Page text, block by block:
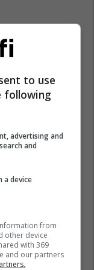
Dezinsektimi
to use
following
advertising and
and
a device
from
other device
with 369
and our partners